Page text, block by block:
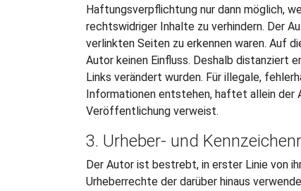
Haftungsverpflichtung nur dann möglich,
rechtswidriger Inhalte zu verhindern. Der
verlinkten Seiten zu erkennen waren. Auf
Autor keinen Einfluss. Deshalb distanziert
Links verändert wurden. Für illegale,
Informationen entstehen, haftet allein der
Veröffentlichung verweist.
3. Urheber- und
Der Autor ist bestrebt, in erster Linie von
Urheberrechte der darüber hinaus